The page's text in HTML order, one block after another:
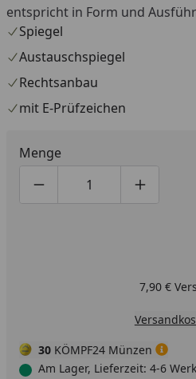
entspricht in Form und
Spiegel
Austauschspiegel
Rechtsanbau
mit E-Prüfzeichen
Menge
Produktmenge um eins
Produktmenge
7,90 €
30 KÖMPF24 Münzen
Am Lager, Lieferzeit: 4-6